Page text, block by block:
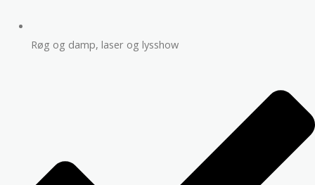
Røg og damp, laser og lysshow